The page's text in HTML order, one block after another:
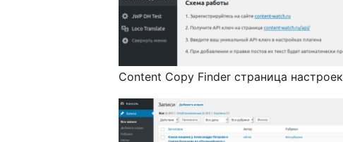
Content Copy Finder страница настроек